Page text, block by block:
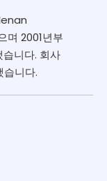
2001년부
니다. 회사
습니다.